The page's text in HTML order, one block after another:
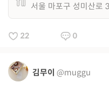
서울 마포구 성미산로
22 0
김무이 @muggu